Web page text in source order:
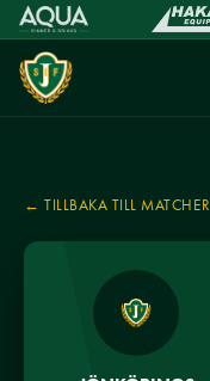
← TILLBAKA TILL MATCHER